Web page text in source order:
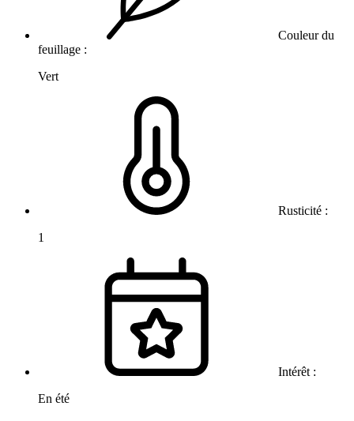
Couleur du
feuillage :
Vert
Rusticité :
1
Intérêt :
En été